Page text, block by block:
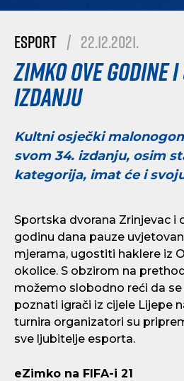
esport | 22.12.2021.
Zimko ove
izdanju
Kultni osječki
svom 34. izdanju, osim
kategorija, imat će i
Sportska dvorana Zrinjevac i
godinu dana pauze
mjerama, ugostiti haklere iz
okolice. S obzirom na
možemo slobodno reći da
poznati igrači iz cijele Lijepe
turnira organizatori su
sve ljubitelje esporta.
eZimko na FIFA-i 21